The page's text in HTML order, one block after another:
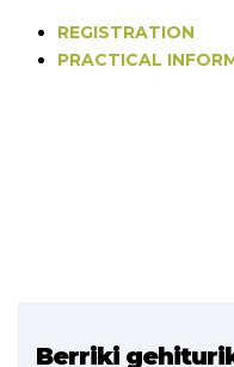
REGISTRATION
PRACTICAL
Berriki